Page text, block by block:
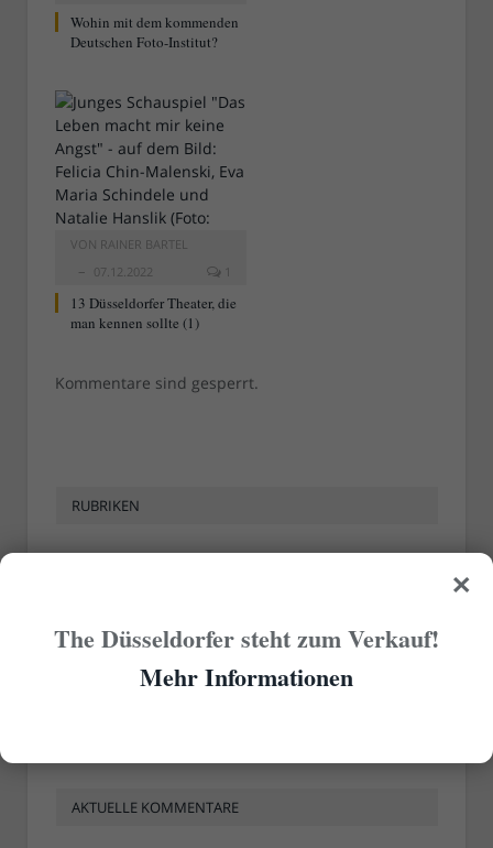
Wohin mit dem kommenden
Deutschen Foto-Institut?
VON RAINER BARTEL
07.12.2022
1
13 Düsseldorfer Theater, die
man kennen sollte (1)
Kommentare sind gesperrt.
RUBRIKEN
AKTUELLE KOMMENTARE
×
The Düsseldorfer steht zum Verkauf!
Mehr Informationen